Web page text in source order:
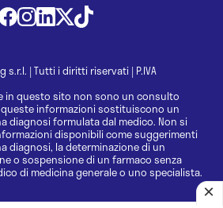
s.r.l. | Tutti i diritti riservati | P.IVA
in questo sito non sono un consulto
informazioni sostituiscono un
diagnosi formulata dal medico. Non si
disponibili come suggerimenti
diagnosi, la determinazione di un
o sospensione di un farmaco senza
di medicina generale o uno specialista.